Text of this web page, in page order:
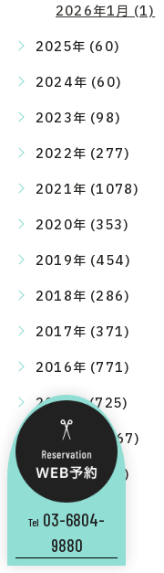
2026年1月 (1)
2025年 (60)
2024年 (60)
2023年 (98)
2022年 (277)
2021年 (1078)
2020年 (353)
2019年 (454)
2018年 (286)
2017年 (371)
2016年 (771)
2015年 (725)
2014年 (1167)
2013年 (697)
Tel 03-6804-
9880